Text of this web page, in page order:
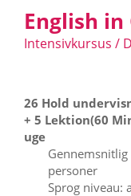
English in
Intensivkursus /
26 Hold
+ 5 Lektion(60
uge
personer
Sprog niveau: